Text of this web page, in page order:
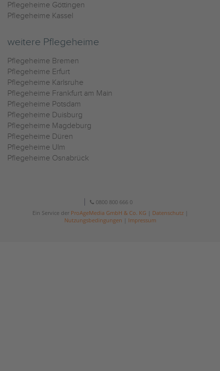
Pflegeheime Göttingen
Pflegeheime Kassel
weitere Pflegeheime
Pflegeheime Bremen
Pflegeheime Erfurt
Pflegeheime Karlsruhe
Pflegeheime Frankfurt am Main
Pflegeheime Potsdam
Pflegeheime Duisburg
Pflegeheime Magdeburg
Pflegeheime Düren
Pflegeheime Ulm
Pflegeheime Osnabrück
0800 800 666 0
Ein Service der ProAgeMedia GmbH & Co. KG Datenschutz|
Nutzungsbedingungen
Impressum